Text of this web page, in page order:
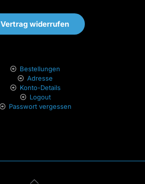
Vertrag widerrufen
Bestellungen
Adresse
Konto-Details
Logout
Passwort vergessen